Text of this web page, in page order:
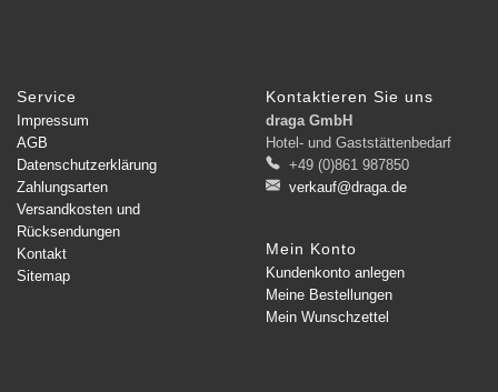
Service
Impressum
AGB
Datenschutzerklärung
Zahlungsarten
Versandkosten und
Rücksendungen
Kontakt
Sitemap
Kontaktieren Sie uns
draga GmbH
Hotel- und Gaststättenbedarf
+49 (0)861 987850
verkauf@draga.de
Mein Konto
Kundenkonto anlegen
Meine Bestellungen
Mein Wunschzettel